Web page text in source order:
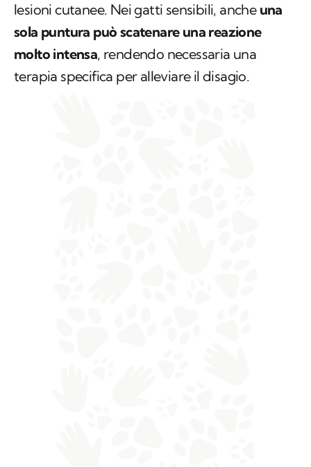
lesioni cutanee. Nei gatti sensibili, anche una
sola puntura può scatenare una reazione
molto intensa, rendendo necessaria una
terapia specifica per alleviare il disagio.